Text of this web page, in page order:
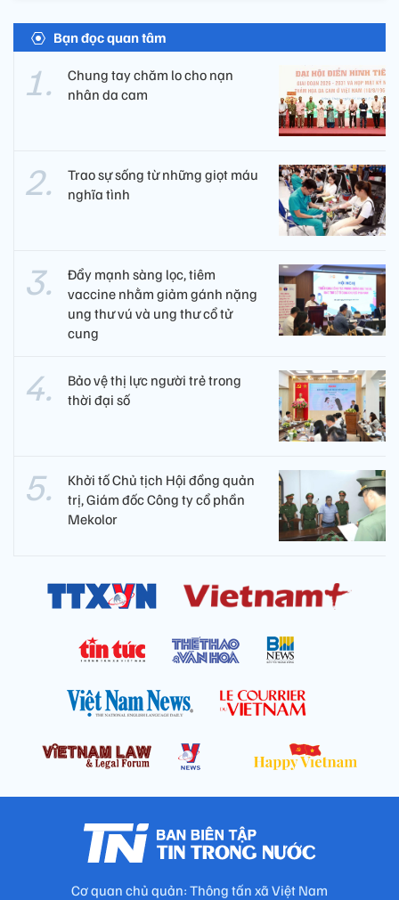
Bạn đọc quan tâm
Chung tay chăm lo cho nạn
nhân da cam
Trao sự sống từ những giọt máu
nghĩa tình
Đẩy mạnh sàng lọc, tiêm
vaccine nhằm giảm gánh nặng
ung thư vú và ung thư cổ tử
cung
Bảo vệ thị lực người trẻ trong
thời đại số
Khởi tố Chủ tịch Hội đồng quản
trị, Giám đốc Công ty cổ phần
Mekolor